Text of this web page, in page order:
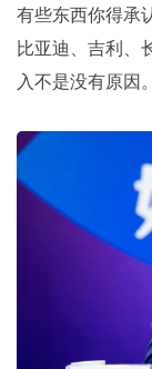
有些东西你得承
比亚迪、吉利、
入不是没有原因。